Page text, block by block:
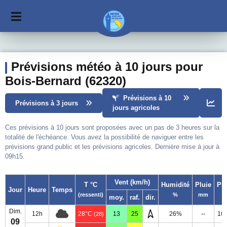
Prévisions météo à 10 jours pour
Bois-Bernard (62320)
Prévisions à 3 jours
Prévisions à 10
jours agricoles
Ces prévisions à 10 jours sont proposées avec un pas de 3 heures sur la
totalité de l'échéance. Vous avez la possibilité de naviguer entre les
prévisions grand public et les prévisions agricoles. Dernière mise à jour à
09h15.
Jour Heure Temps
T °C
(ressenti)
Vent (km/h) Humidité
%
Pluie
mm
moy. raf. dir.
Dim.
09
12h 28°C (28) 13 25 26% --